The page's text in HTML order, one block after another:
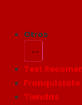
Otros
Test
Franquíciate
Tiendas